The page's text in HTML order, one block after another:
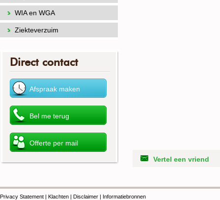
Vertel een vriend
WIA en WGA
Ziekteverzuim
Direct contact
Privacy Statement | Klachten | Disclaimer | Informatiebronnen